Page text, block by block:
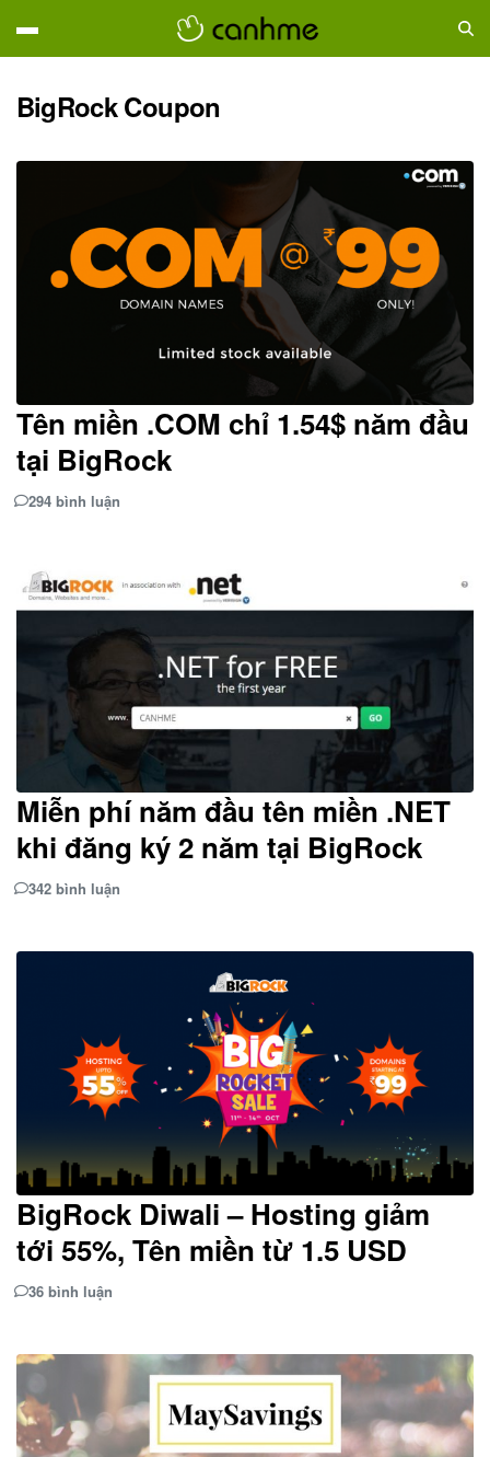
BigRock Coupon
Tên miền .COM chỉ 1.54$ năm đầu
tại BigRock
294 bình luận
Miễn phí năm đầu tên miền .NET
khi đăng ký 2 năm tại BigRock
342 bình luận
BigRock Diwali – Hosting giảm
tới 55%, Tên miền từ 1.5 USD
36 bình luận